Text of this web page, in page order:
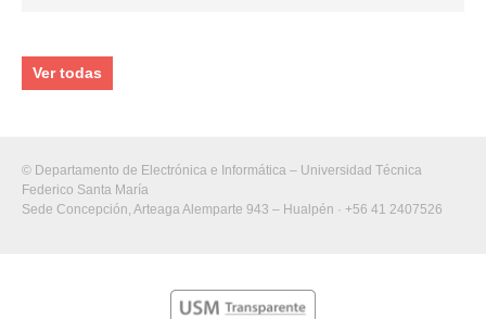
Ver todas
© Departamento de Electrónica e Informática – Universidad Técnica
Federico Santa María
Sede Concepción, Arteaga Alemparte 943 – Hualpén · +56 41 2407526